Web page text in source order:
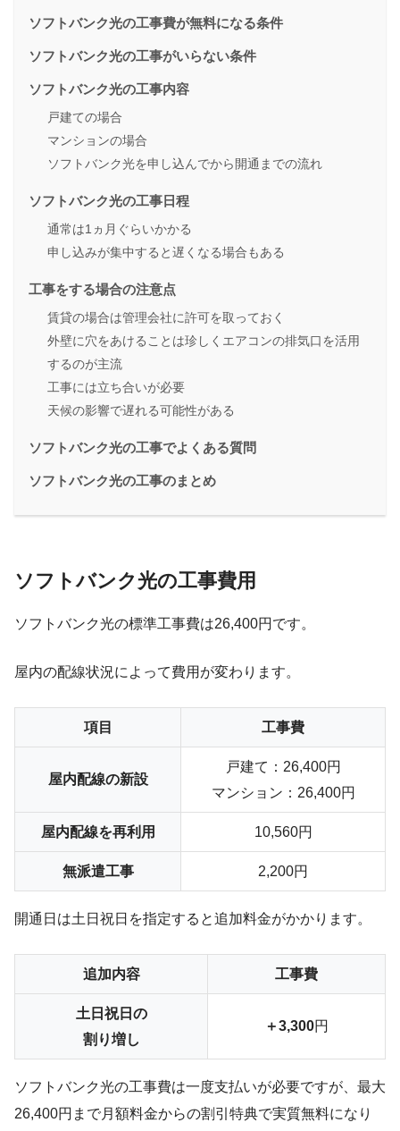
ソフトバンク光の工事費が無料になる条件
ソフトバンク光の工事がいらない条件
ソフトバンク光の工事内容
戸建ての場合
マンションの場合
ソフトバンク光を申し込んでから開通までの流れ
ソフトバンク光の工事日程
通常は1ヵ月ぐらいかかる
申し込みが集中すると遅くなる場合もある
工事をする場合の注意点
賃貸の場合は管理会社に許可を取っておく
外壁に穴をあけることは珍しくエアコンの排気口を活用
するのが主流
工事には立ち合いが必要
天候の影響で遅れる可能性がある
ソフトバンク光の工事でよくある質問
ソフトバンク光の工事のまとめ
ソフトバンク光の工事費用
ソフトバンク光の標準工事費は26,400円 です。
屋内の配線状況によって費用が変わります。
項目 工事費
屋内配線の新設
戸建て：26,400円
マンション：26,400円
屋内配線を再利用 10,560円
無派遣工事 2,200円
開通日は土日祝日を指定すると追加料金がかかります。
追加内容 工事費
土日祝日の
割り増し
＋3,300円
ソフトバンク光の工事費は一度支払いが必要ですが、最大
26,400円まで月額料金からの割引特典で実質無料になり